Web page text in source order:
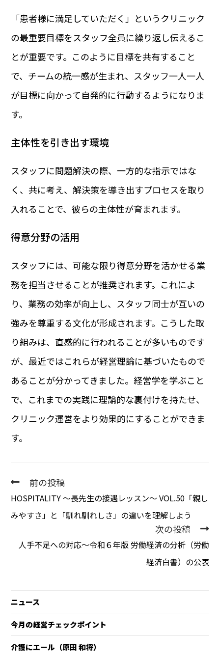
「患者様に満足していただく」というクリニック
の最重要目標をスタッフ全員に繰り返し伝えるこ
とが重要です。このように目標を共有すること
で、チームの統一感が生まれ、スタッフ一人一人
が目標に向かって自発的に行動するようになりま
す。
主体性を引き出す環境
スタッフに問題解決の際、一方的な指示ではな
く、共に考え、解決策を導き出すプロセスを取り
入れることで、彼らの主体性が育まれます。
得意分野の活用
スタッフには、可能な限り得意分野を活かせる業
務を担当させることが推奨されます。これによ
り、業務の効率が向上し、スタッフ同士が互いの
強みを尊重する文化が形成されます。こうした取
り組みは、直感的に行われることが多いものです
が、最近ではこれらが経営理論に基づいたもので
あることが分かってきました。経営学を学ぶこと
で、これまでの実践に理論的な裏付けを持たせ、
クリニック運営をより効果的にすることができま
す。
前の投稿
HOSPITALITY 〜長先生の接遇レッスン〜 VOL.50「親し
みやすさ」と「馴れ馴れしさ」の違いを理解しよう
次の投稿
人手不足への対応～令和６年版 労働経済の分析（労働
経済白書）の公表
ニュース
今月の経営チェックポイント
介護にエール（原田 和将）